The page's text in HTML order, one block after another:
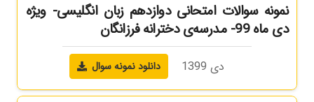
نمونه سوالات امتحانی دوازدهم زبان انگلیسی- ویژه
دی ماه 99- مدرسه‌ی دخترانه فرزانگان
دی 1399 دانلود نمونه سوال